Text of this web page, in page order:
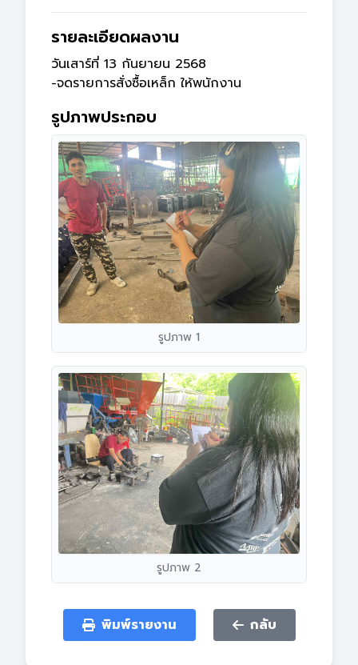
รายละเอียดผลงาน
วันเสาร์ที่ 13 กันยายน 2568
-จดรายการสั่งซื้อเหล็ก ให้พนักงาน
รูปภาพประกอบ
รูปภาพ 1
รูปภาพ 2
พิมพ์รายงาน กลับ